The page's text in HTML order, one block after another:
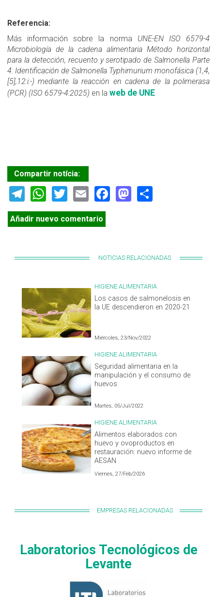
Referencia:
Más información sobre la norma UNE-EN ISO 6579-4
Microbiología de la cadena alimentaria Método horizontal
para la detección, recuento y serotipado de Salmonella Parte
4: Identificación de Salmonella Typhimurium monofásica (1,4,
[5],12:i:-) mediante la reacción en cadena de la polimerasa
(PCR) (ISO 6579-4:2025) en la web de UNE
Compartir notícia:
Telegram
WhatsApp
TwitterEmailFacebook
Mastodon
Añadir nuevo comentario
NOTICIAS RELACIONADAS
HIGIENE ALIMENTARIA
Los casos de salmonelosis en
la UE descendieron en 2020-21
Miércoles, 23/Nov/2022
HIGIENE ALIMENTARIA
Seguridad alimentaria en la
manipulación y el consumo de
huevos
Martes, 05/Jul/2022
HIGIENE ALIMENTARIA
Alimentos elaborados con
huevo y ovoproductos en
restauración: nuevo informe de
AESAN
Viernes, 27/Feb/2026
EMPRESAS RELACIONADAS
Laboratorios Tecnológicos de
Levante